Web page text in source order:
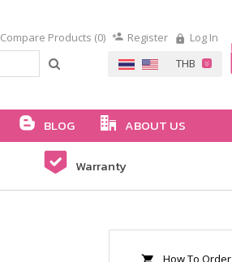
Compare Products (0) Register Log In
BLOG ABOUT US
Warranty
How To Order